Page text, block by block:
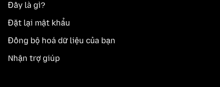
Đây là gì?
Đặt lại mật khẩu
Đồng bộ hoá dữ liệu của bạn
Nhận trợ giúp